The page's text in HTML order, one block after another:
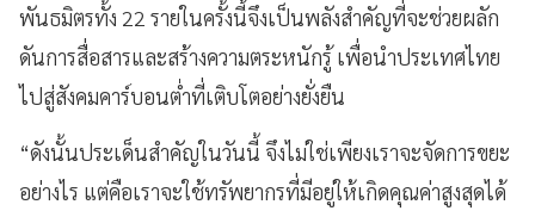
พันธมิตรทั้ง 22 รายในครั้งนี้จึงเป็นพลังสำคัญที่จะช่วยผลัก
ดันการสื่อสารและสร้างความตระหนักรู้ เพื่อนำประเทศไทย
ไปสู่สังคมคาร์บอนต่ำที่เติบโตอย่างยั่งยืน
“ดังนั้นประเด็นสำคัญในวันนี้ จึงไม่ใช่เพียงเราจะจัดการขยะ
อย่างไร แต่คือเราจะใช้ทรัพยากรที่มีอยู่ให้เกิดคุณค่าสูงสุดได้